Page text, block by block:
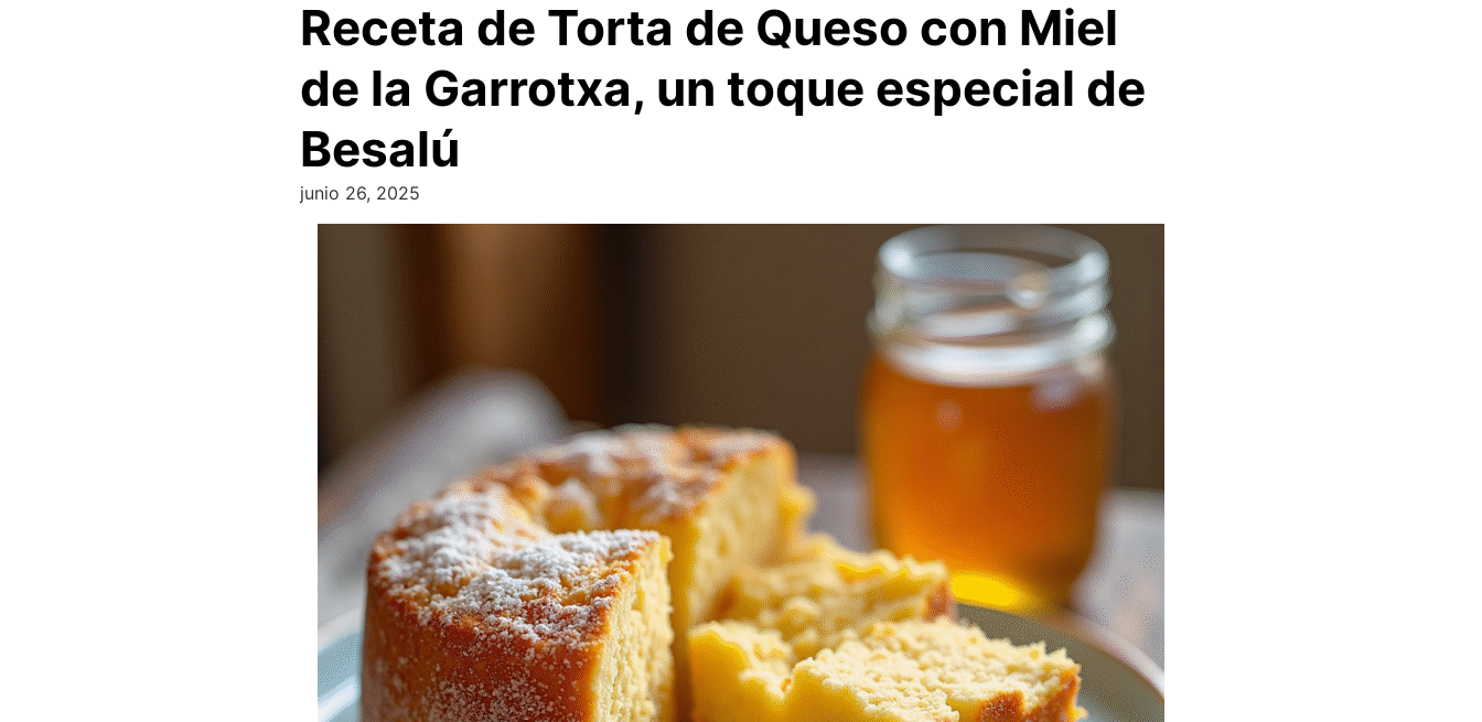
Receta de Torta de Queso con Miel
de la Garrotxa, un toque especial de
Besalú
junio 26, 2025